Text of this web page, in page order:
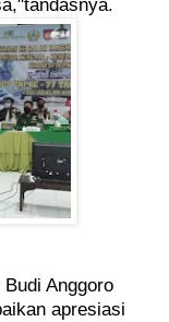
Anggoro
apresiasi